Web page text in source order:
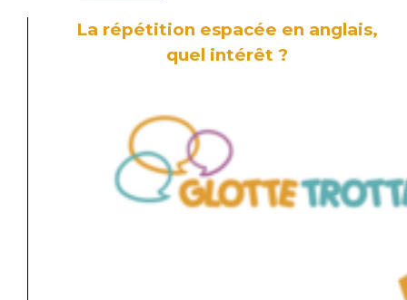
La répétition espacée en anglais,
quel intérêt ?